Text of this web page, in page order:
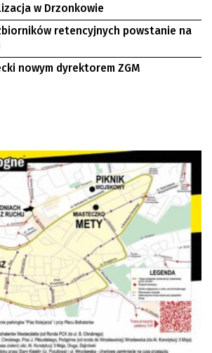
w Drzonkowie
retencyjnych powstanie na
nowym dyrektorem ZGM